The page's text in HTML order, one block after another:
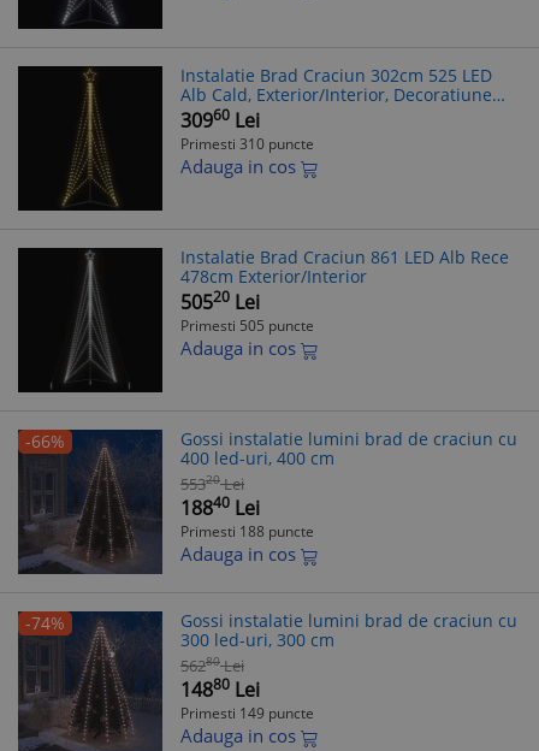
Instalatie Brad Craciun 302cm 525 LED
Alb Cald, Exterior/Interior, Decoratiune
Luminoasa
30960 Lei
Primesti 310 puncte
Adauga in cos
Instalatie Brad Craciun 861 LED Alb Rece
478cm Exterior/Interior
50520 Lei
Primesti 505 puncte
Adauga in cos
-66%
Gossi instalatie lumini brad de craciun cu
400 led-uri, 400 cm
55320 Lei
18840 Lei
Primesti 188 puncte
Adauga in cos
-74%
Gossi instalatie lumini brad de craciun cu
300 led-uri, 300 cm
56280 Lei
14880 Lei
Primesti 149 puncte
Adauga in cos